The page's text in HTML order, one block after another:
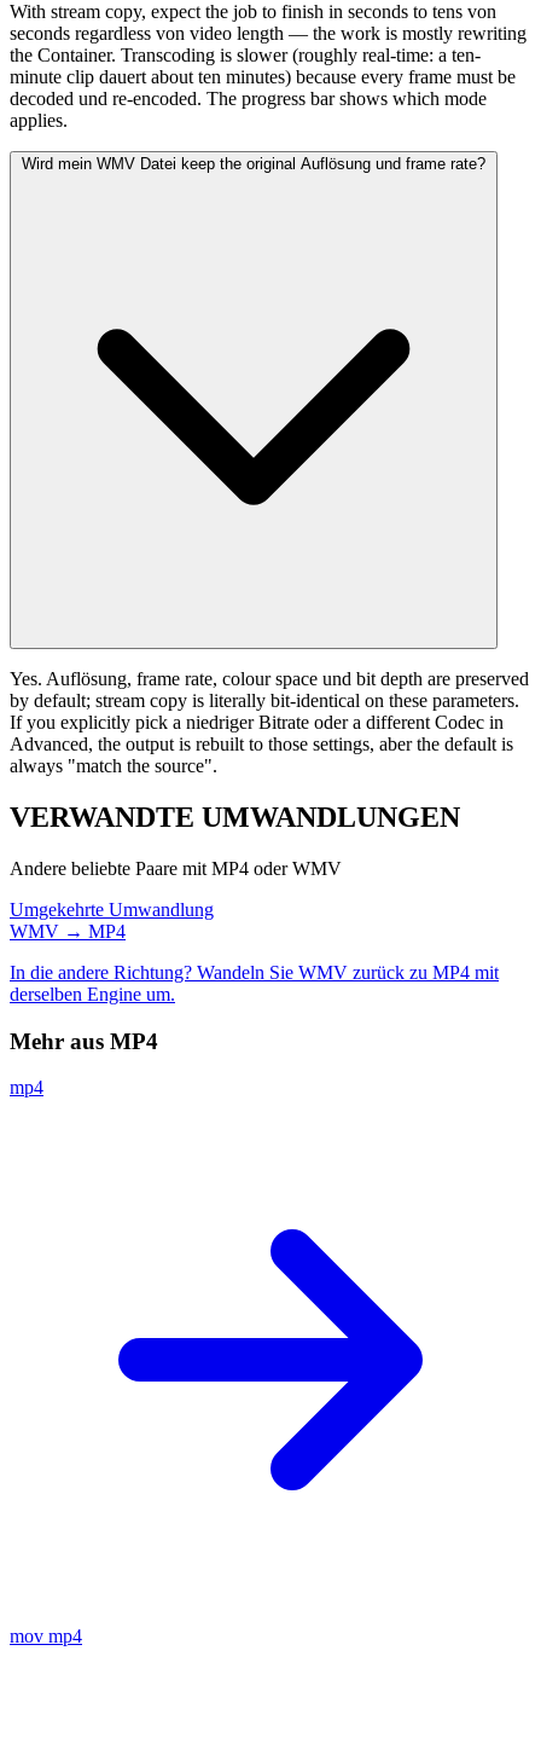
With stream copy, expect the job to finish in seconds to tens von
seconds regardless von video length — the work is mostly rewriting
the Container. Transcoding is slower (roughly real-time: a ten-
minute clip dauert about ten minutes) because every frame must be
decoded und re-encoded. The progress bar shows which mode
applies.
Wird mein WMV Datei keep the original Auflösung und frame rate?
Yes. Auflösung, frame rate, colour space und bit depth are preserved
by default; stream copy is literally bit-identical on these parameters.
If you explicitly pick a niedriger Bitrate oder a different Codec in
Advanced, the output is rebuilt to those settings, aber the default is
always "match the source".
VERWANDTE UMWANDLUNGEN
Andere beliebte Paare mit MP4 oder WMV
Umgekehrte Umwandlung
WMV → MP4
In die andere Richtung? Wandeln Sie WMV zurück zu MP4 mit
derselben Engine um.
Mehr aus MP4
mp4
mov mp4